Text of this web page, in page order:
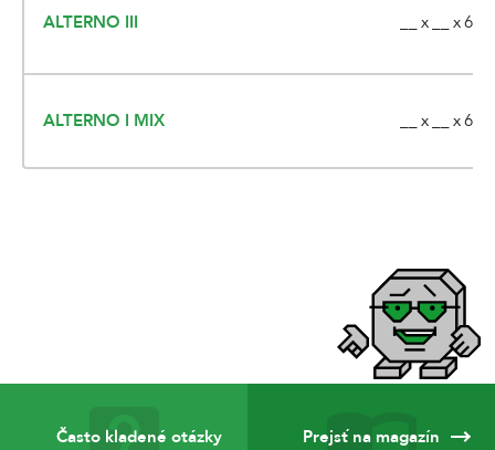
ALTERNO III __ x __ x 60
ALTERNO I MIX __ x __ x 60
Často kladené otázky Prejsť na magazín